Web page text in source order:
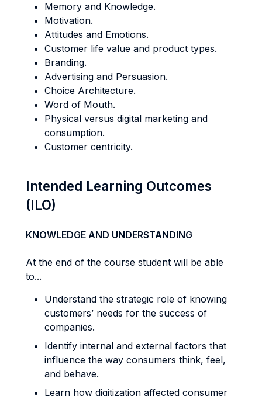
Memory and Knowledge.
Motivation.
Attitudes and Emotions.
Customer life value and product types.
Branding.
Advertising and Persuasion.
Choice Architecture.
Word of Mouth.
Physical versus digital marketing and
consumption.
Customer centricity.
Intended Learning Outcomes
(ILO)
KNOWLEDGE AND UNDERSTANDING
At the end of the course student will be able
to...
Understand the strategic role of knowing
customers’ needs for the success of
companies.
Identify internal and external factors that
influence the way consumers think, feel,
and behave.
Learn how digitization affected consumer